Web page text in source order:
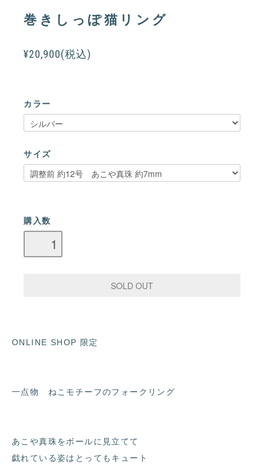
巻きしっぽ猫リング
¥20,900(税込)
カラー
サイズ
購入数
ONLINE SHOP 限定
一点物 ねこモチーフのフォークリング
あこや真珠をボールに見立てて
戯れている姿はとってもキュート